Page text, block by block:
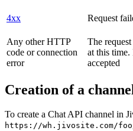
4xx Request
Any other HTTP
code or connection
error
The
at this time.
accepted
Creation of a
To create a Chat API channel in
https://wh.jivosite.com/